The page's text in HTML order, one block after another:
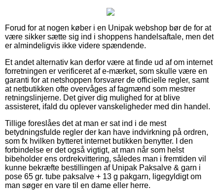
Forud for at nogen køber i en Unipak webshop bør de for at
være sikker sætte sig ind i shoppens handelsaftale, men det
er almindeligvis ikke videre spændende.
Et andet alternativ kan derfor være at finde ud af om internet
forretningen er verificeret af e-mærket, som skulle være en
garanti for at netshoppen forsvarer de officielle regler, samt
at netbutikken ofte overvåges af fagmænd som mestrer
retningslinjerne. Det giver dig mulighed for at blive
assisteret, ifald du oplever vanskeligheder med din handel.
Tillige foreslåes det at man er sat ind i de mest
betydningsfulde regler der kan have indvirkning på ordren,
som fx hvilken bytteret internet butikken benytter. I den
forbindelse er det også vigtigt, at man når som helst
bibeholder ens ordrekvittering, således man i fremtiden vil
kunne bekræfte bestillingen af Unipak Paksalve & garn i
pose 65 gr. tube paksalve + 13 g pakgarn, ligegyldigt om
man søger en vare til en dame eller herre.